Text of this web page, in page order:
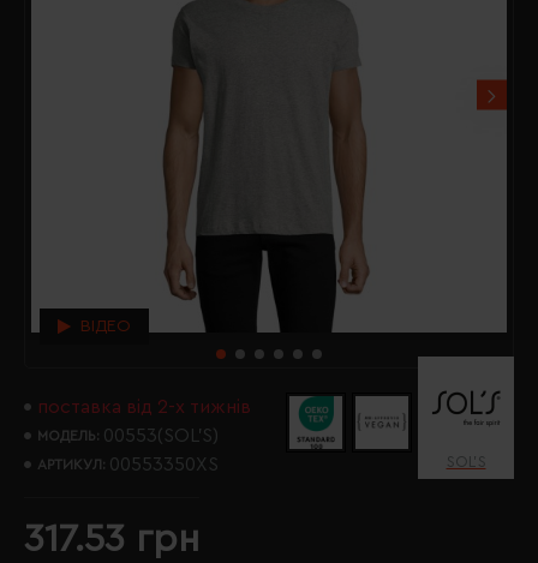
ВІДЕО
поставка від 2-х тижнів
МОДЕЛЬ: 00553(SOL’S)
АРТИКУЛ: 00553350XS SOL’S
317.53 грн